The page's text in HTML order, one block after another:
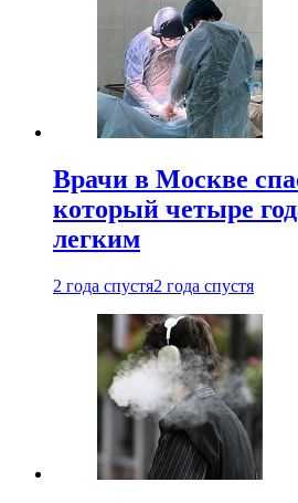
Врачи в Москве
который четыре
легким
2 года спустя2 года спустя